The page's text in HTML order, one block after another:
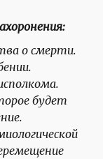
о смерти.
будет